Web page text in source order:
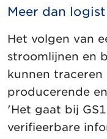
Meer dan
Het volgen van
stroomlijnen en
kunnen
producerende
'Het gaat bij
verifieerbare